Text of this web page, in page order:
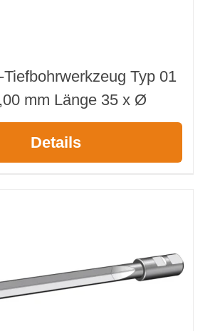
Typ 01
mm Länge 35 x Ø
Details